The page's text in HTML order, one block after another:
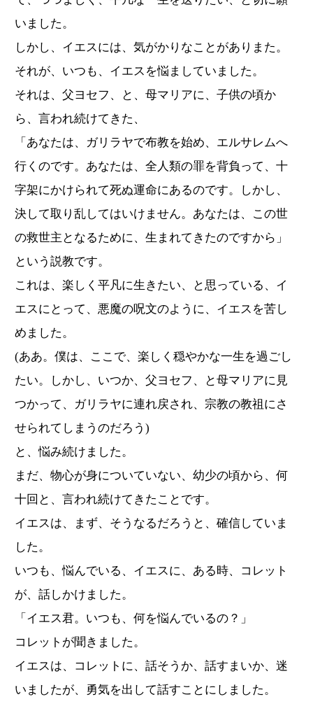
いました。
しかし、イエスには、気がかりなことがありまた。
それが、いつも、イエスを悩ましていました。
それは、父ヨセフ、と、母マリアに、子供の頃か
ら、言われ続けてきた、
「あなたは、ガリラヤで布教を始め、エルサレムへ
行くのです。あなたは、全人類の罪を背負って、十
字架にかけられて死ぬ運命にあるのです。しかし、
決して取り乱してはいけません。あなたは、この世
の救世主となるために、生まれてきたのですから」
という説教です。
これは、楽しく平凡に生きたい、と思っている、イ
エスにとって、悪魔の呪文のように、イエスを苦し
めました。
(ああ。僕は、ここで、楽しく穏やかな一生を過ごし
たい。しかし、いつか、父ヨセフ、と母マリアに見
つかって、ガリラヤに連れ戻され、宗教の教祖にさ
せられてしまうのだろう)
と、悩み続けました。
まだ、物心が身についていない、幼少の頃から、何
十回と、言われ続けてきたことです。
イエスは、まず、そうなるだろうと、確信していま
した。
いつも、悩んでいる、イエスに、ある時、コレット
が、話しかけました。
「イエス君。いつも、何を悩んでいるの？」
コレットが聞きました。
イエスは、コレットに、話そうか、話すまいか、迷
いましたが、勇気を出して話すことにしました。